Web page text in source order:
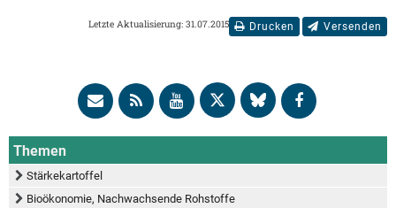
Drucken Versenden
Letzte Aktualisierung: 31.07.2015
Themen
Stärkekartoffel
Bioökonomie, Nachwachsende Rohstoffe